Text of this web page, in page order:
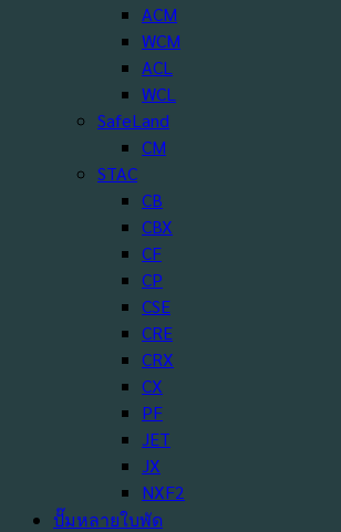
ACM
WCM
ACL
WCL
SafeLand
CM
STAC
CB
CBX
CF
CP
CSE
CRE
CRX
CX
PF
JET
JX
NXF2
ปั๊มหลายใบพัด